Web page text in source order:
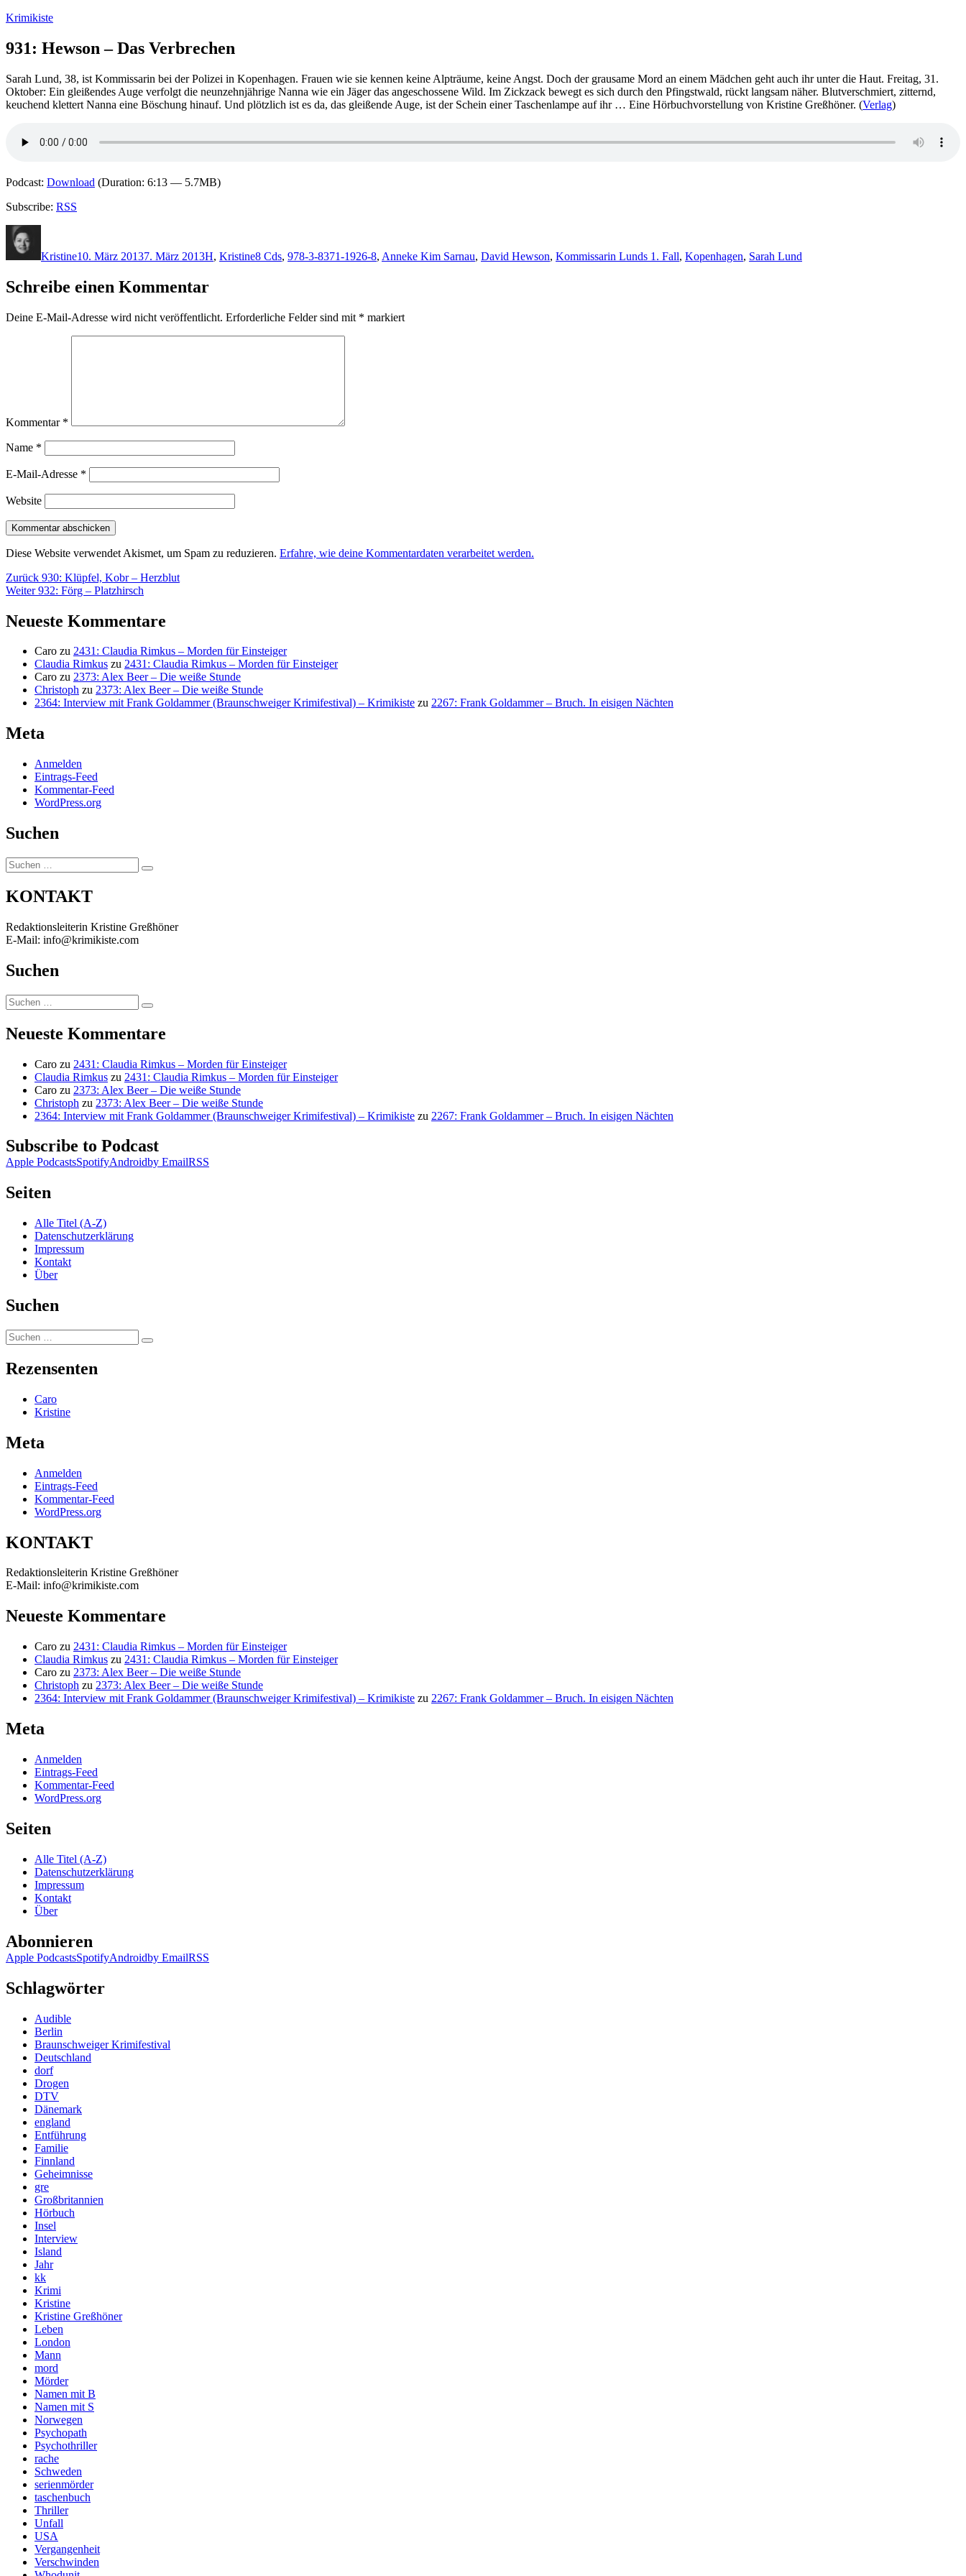
Zum
springen
Krimikiste
931: Hewson – Das Verbrechen
Sarah Lund, 38, ist Kommissarin bei der Polizei in Kopenhagen. Frauen wie sie kennen keine Alpträume, keine Angst. Doch der grausame Mord an einem Mädchen geht auch ihr unter die Haut. Freitag, 31.
Oktober: Ein gleißendes Auge verfolgt die neunzehnjährige Nanna wie ein Jäger das angeschossene Wild. Im Zickzack bewegt es sich durch den Pfingstwald, rückt langsam näher. Blutverschmiert, zitternd,
keuchend klettert Nanna eine Böschung hinauf. Und plötzlich ist es da, das gleißende Auge, ist der Schein einer Taschenlampe auf ihr … Eine Hörbuchvorstellung von Kristine Greßhöner. (Verlag)
Podcast: Download (Duration: 6:13 — 5.7MB)
Subscribe: RSS
Kristine10. März 20137. März 2013H, Kristine8 Cds, 978-3-8371-1926-8, Anneke Kim Sarnau, David Hewson, Kommissarin Lunds 1. Fall, Kopenhagen, Sarah Lund
Schreibe einen Kommentar
Deine E-Mail-Adresse wird nicht veröffentlicht. Erforderliche Felder sind mit * markiert
Kommentar *
Name *
E-Mail-Adresse *
Website
Diese Website verwendet Akismet, um Spam zu reduzieren. Erfahre, wie deine Kommentardaten verarbeitet werden.
Beitragsnavigation
Zurück Vorheriger
Beitrag:
930: Klüpfel, Kobr – Herzblut
Weiter Nächster
932: Förg – Platzhirsch
Neueste Kommentare
Caro zu 2431: Claudia Rimkus – Morden für Einsteiger
Claudia Rimkus zu 2431: Claudia Rimkus – Morden für Einsteiger
Caro zu 2373: Alex Beer – Die weiße Stunde
Christoph zu 2373: Alex Beer – Die weiße Stunde
2364: Interview mit Frank Goldammer (Braunschweiger Krimifestival) – Krimikiste zu 2267: Frank Goldammer – Bruch. In eisigen Nächten
Meta
Anmelden
Eintrags-Feed
Kommentar-Feed
WordPress.org
Suchen
Suchen
nach:
Suchen
KONTAKT
Redaktionsleiterin Kristine Greßhöner
E-Mail: info@krimikiste.com
Suchen
Suchen
nach:
Suchen
Neueste Kommentare
Caro zu 2431: Claudia Rimkus – Morden für Einsteiger
Claudia Rimkus zu 2431: Claudia Rimkus – Morden für Einsteiger
Caro zu 2373: Alex Beer – Die weiße Stunde
Christoph zu 2373: Alex Beer – Die weiße Stunde
2364: Interview mit Frank Goldammer (Braunschweiger Krimifestival) – Krimikiste zu 2267: Frank Goldammer – Bruch. In eisigen Nächten
Subscribe to Podcast
Apple PodcastsSpotifyAndroidby EmailRSS
Seiten
Alle Titel (A-Z)
Datenschutzerklärung
Impressum
Kontakt
Über
Suchen
Suchen
nach:
Suchen
Rezensenten
Caro
Kristine
Meta
Anmelden
Eintrags-Feed
Kommentar-Feed
WordPress.org
KONTAKT
Redaktionsleiterin Kristine Greßhöner
E-Mail: info@krimikiste.com
Neueste Kommentare
Caro zu 2431: Claudia Rimkus – Morden für Einsteiger
Claudia Rimkus zu 2431: Claudia Rimkus – Morden für Einsteiger
Caro zu 2373: Alex Beer – Die weiße Stunde
Christoph zu 2373: Alex Beer – Die weiße Stunde
2364: Interview mit Frank Goldammer (Braunschweiger Krimifestival) – Krimikiste zu 2267: Frank Goldammer – Bruch. In eisigen Nächten
Meta
Anmelden
Eintrags-Feed
Kommentar-Feed
WordPress.org
Seiten
Alle Titel (A-Z)
Datenschutzerklärung
Impressum
Kontakt
Über
Abonnieren
Apple PodcastsSpotifyAndroidby EmailRSS
Schlagwörter
Audible
Berlin
Braunschweiger Krimifestival
Deutschland
dorf
Drogen
DTV
Dänemark
england
Entführung
Familie
Finnland
Geheimnisse
gre
Großbritannien
Hörbuch
Insel
Interview
Island
Jahr
kk
Krimi
Kristine
Kristine Greßhöner
Leben
London
Mann
mord
Mörder
Namen mit B
Namen mit S
Norwegen
Psychopath
Psychothriller
rache
Schweden
serienmörder
taschenbuch
Thriller
Unfall
USA
Vergangenheit
Verschwinden